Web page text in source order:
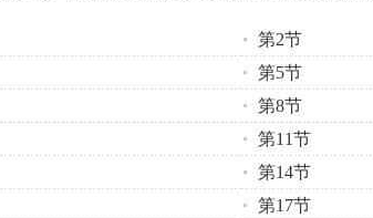
第2节
第5节
第8节
第11节
第14节
第17节